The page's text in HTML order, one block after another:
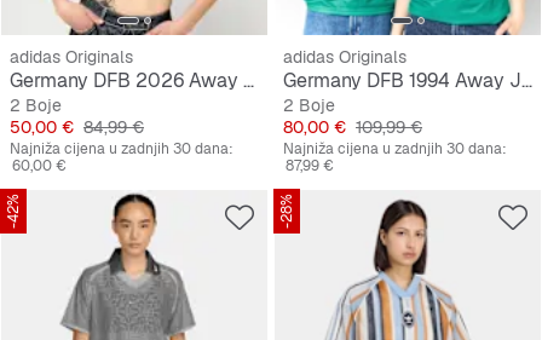
adidas Originals
Germany DFB 2026 Away Jersey, cropped
2 Boje
Cijena
50,00 € Originalna cijena
84,99 €
Najniža cijena u zadnjih 30 dana:
60,00 €
adidas Originals
Germany DFB 1994 Away Jersey
2 Boje
Cijena
80,00 € Originalna cijena
109,99 €
Najniža cijena u zadnjih 30 dana:
87,99 €
-42% -28%